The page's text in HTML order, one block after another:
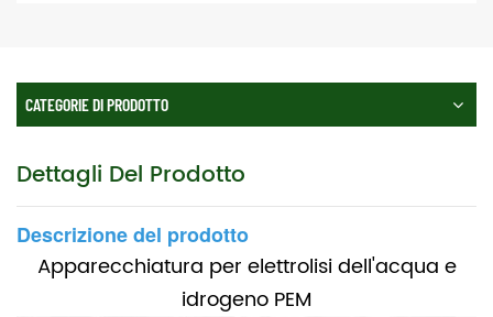
CATEGORIE DI PRODOTTO
Dettagli Del Prodotto
Descrizione del prodotto
Apparecchiatura per elettrolisi dell'acqua e
idrogeno PEM